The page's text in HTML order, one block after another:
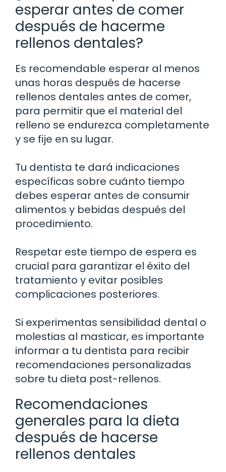
esperar antes de comer
después de hacerme
rellenos dentales?
Es recomendable esperar al menos
unas horas después de hacerse
rellenos dentales antes de comer,
para permitir que el material del
relleno se endurezca completamente
y se fije en su lugar.
Tu dentista te dará indicaciones
específicas sobre cuánto tiempo
debes esperar antes de consumir
alimentos y bebidas después del
procedimiento.
Respetar este tiempo de espera es
crucial para garantizar el éxito del
tratamiento y evitar posibles
complicaciones posteriores.
Si experimentas sensibilidad dental o
molestias al masticar, es importante
informar a tu dentista para recibir
recomendaciones personalizadas
sobre tu dieta post-rellenos.
Recomendaciones
generales para la dieta
después de hacerse
rellenos dentales